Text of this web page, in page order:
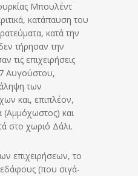
Μπουλέντ
κατάπαυση του
κατά την
τήρησαν την
τις επιχειρήσεις
Αυγούστου,
των
και, επιπλέον,
(Αμμόχωστος) και
στο χωριό Δάλι.
επιχειρήσεων, το
(που σιγά-